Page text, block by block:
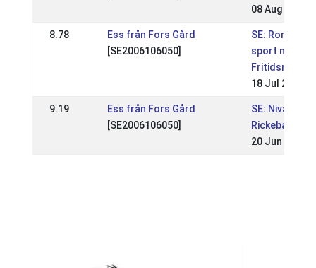
08 Aug 2021
8.78
Ess från Fors Gård
[SE2006106050]
SE: Rommeis
sport nivå 2 &
18 Jul 2021
9.19
Ess från Fors Gård
[SE2006106050]
SE: Nivå 1 på
Rickebasta
20 Jun 2021